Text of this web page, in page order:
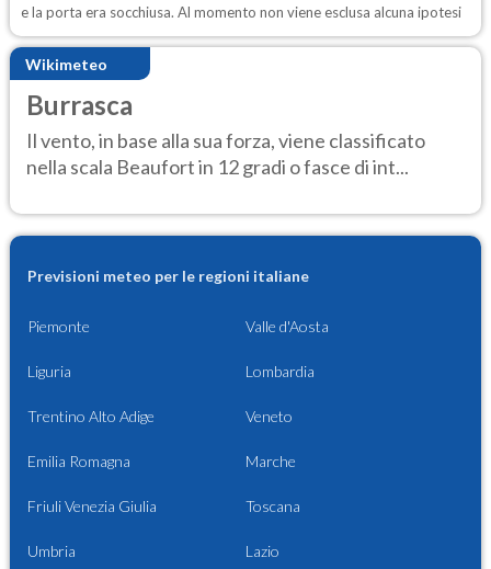
e la porta era socchiusa. Al momento non viene esclusa alcuna ipotesi
Wikimeteo
Burrasca
Il vento, in base alla sua forza, viene classificato
nella scala Beaufort in 12 gradi o fasce di int...
Previsioni meteo per le regioni italiane
Piemonte Valle d'Aosta
Liguria Lombardia
Trentino Alto Adige Veneto
Emilia Romagna Marche
Friuli Venezia Giulia Toscana
Umbria Lazio